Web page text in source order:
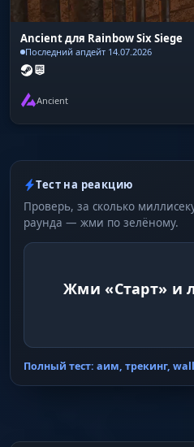
Ancient для Rainbow Six Siege
Последний апдейт 14.07.2026
Ancient
Тест на реакцию
Проверь, за сколько
раунда — жми по зелёному.
Жми «Старт» и
Полный тест: аим, трекинг,